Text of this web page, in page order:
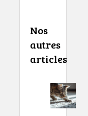
Nos
autres
articles